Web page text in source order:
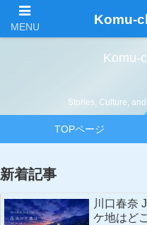
Komu-
Stories, Culture,
TOPページ
新着記事
川口春奈
ケ地はど
Komu-